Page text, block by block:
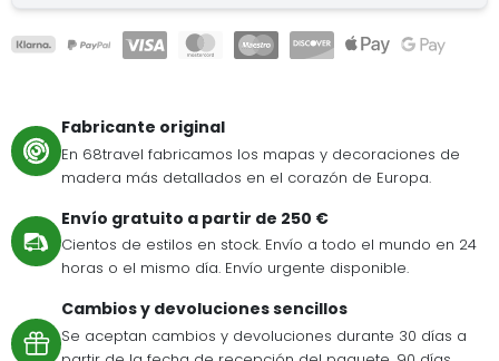
Fabricante original
En 68travel fabricamos los mapas y decoraciones de
madera más detallados en el corazón de Europa.
Envío gratuito a partir de 250 €
Cientos de estilos en stock. Envío a todo el mundo en 24
horas o el mismo día. Envío urgente disponible.
Cambios y devoluciones sencillos
Se aceptan cambios y devoluciones durante 30 días a